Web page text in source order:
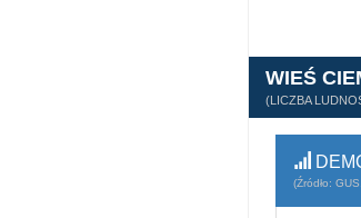
WIEŚ
(LICZBA
(Źródło: